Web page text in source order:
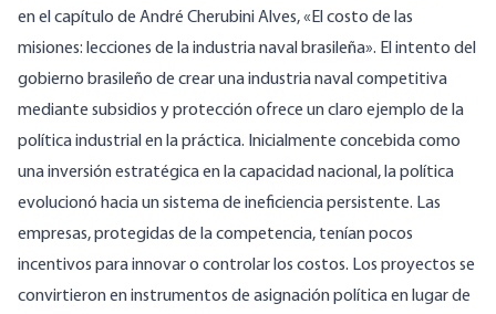
en el capítulo de André Cherubini Alves, «El costo de las
misiones: lecciones de la industria naval brasileña». El intento del
gobierno brasileño de crear una industria naval competitiva
mediante subsidios y protección ofrece un claro ejemplo de la
política industrial en la práctica. Inicialmente concebida como
una inversión estratégica en la capacidad nacional, la política
evolucionó hacia un sistema de ineficiencia persistente. Las
empresas, protegidas de la competencia, tenían pocos
incentivos para innovar o controlar los costos. Los proyectos se
convirtieron en instrumentos de asignación política en lugar de